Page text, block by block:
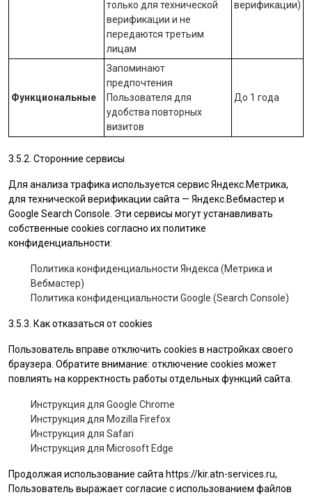
только для технической
верификации и не
передаются третьим
лицам
верификации)
Функциональные
Запоминают
предпочтения
Пользователя для
удобства повторных
визитов
До 1 года
3.5.2. Сторонние сервисы
Для анализа трафика используется сервис Яндекс.Метрика,
для технической верификации сайта — Яндекс.Вебмастер и
Google Search Console. Эти сервисы могут устанавливать
собственные cookies согласно их политике
конфиденциальности:
Политика конфиденциальности Яндекса (Метрика и
Вебмастер)
Политика конфиденциальности Google (Search Console)
3.5.3. Как отказаться от cookies
Пользователь вправе отключить cookies в настройках своего
браузера. Обратите внимание: отключение cookies может
повлиять на корректность работы отдельных функций сайта.
Инструкция для Google Chrome
Инструкция для Mozilla Firefox
Инструкция для Safari
Инструкция для Microsoft Edge
Продолжая использование сайта https://kir.atn-services.ru,
Пользователь выражает согласие с использованием файлов